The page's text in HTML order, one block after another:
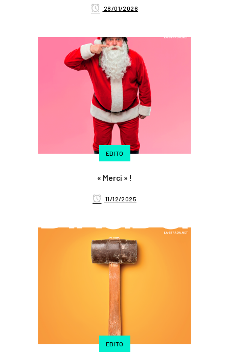
28/01/2026
EDITO
« Merci » !
11/12/2025
EDITO